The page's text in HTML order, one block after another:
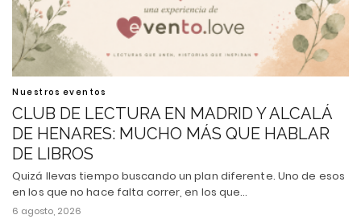
Nuestros eventos
CLUB DE LECTURA EN MADRID Y ALCALÁ
DE HENARES: MUCHO MÁS QUE HABLAR
DE LIBROS
Quizá llevas tiempo buscando un plan diferente. Uno de esos
en los que no hace falta correr, en los que…
6 agosto, 2026